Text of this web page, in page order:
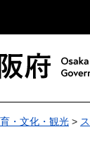
・文化・観光 >